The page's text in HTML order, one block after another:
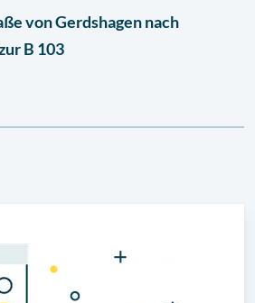
von Gerdshagen nach
B 103